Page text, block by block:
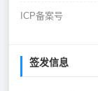
ICP备案号
签发信息